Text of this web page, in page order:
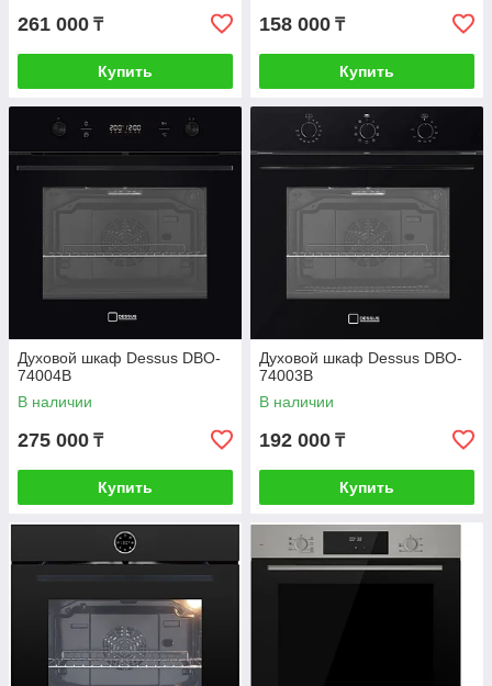
261 000 ₸
Купить
158 000 ₸
Купить
Духовой шкаф Dessus DBO-
74004B
В наличии
275 000 ₸
Купить
Духовой шкаф Dessus DBO-
74003B
В наличии
192 000 ₸
Купить